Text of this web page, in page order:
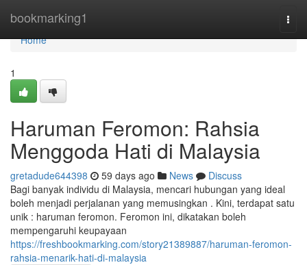
bookmarking1
Home
Home
1
Haruman Feromon: Rahsia
Menggoda Hati di Malaysia
gretadude644398 59 days ago News
Discuss
Bagi banyak individu di Malaysia, mencari hubungan yang ideal
boleh menjadi perjalanan yang memusingkan . Kini, terdapat satu
unik : haruman feromon. Feromon ini, dikatakan boleh
mempengaruhi keupayaan
https://freshbookmarking.com/story21389887/haruman-feromon-
rahsia-menarik-hati-di-malaysia